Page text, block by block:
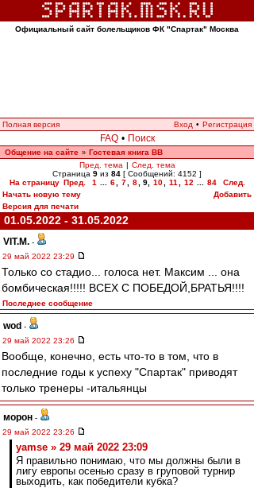
Официальный сайт болельщиков ФК "Спартак" Москва
Полная версия Вход • Регистрация
FAQ • Поиск
Общение на сайте » Гостевая книга ВВ
Пред. тема | След. тема
Страница 9 из 84 [ Сообщений: 4152 ]
На страницу Пред. 1 6 7 8 9, 10 11 12 84
След.
Начать новую тему
Добавить
Версия для печати
01.05.2022 - 31.05.2022
VIT.M. -
29 май 2022 23:29
Только со стадио... голоса нет. Максим ... она
бомбическая!!!!! ВСЕХ С ПОБЕДОЙ,БРАТЬЯ!!!!
Последнее сообщение
wod -
29 май 2022 23:26
Вообще, конечно, есть что-то в том, что в
последние годы к успеху "Спартак" приводят
только тренеры -итальянцы
морон -
29 май 2022 23:26
yamse » 29 май 2022 23:09
Я правильно понимаю, что мы должны были в
лигу европы осенью сразу в груповой турнир
выходить, как победители кубка?